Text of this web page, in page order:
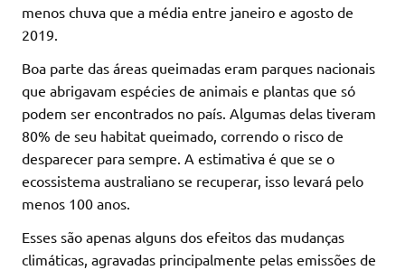
menos chuva que a média entre janeiro e agosto de
2019.
Boa parte das áreas queimadas eram parques nacionais
que abrigavam espécies de animais e plantas que só
podem ser encontrados no país. Algumas delas tiveram
80% de seu habitat queimado, correndo o risco de
desparecer para sempre. A estimativa é que se o
ecossistema australiano se recuperar, isso levará pelo
menos 100 anos.
Esses são apenas alguns dos efeitos das mudanças
climáticas, agravadas principalmente pelas emissões de